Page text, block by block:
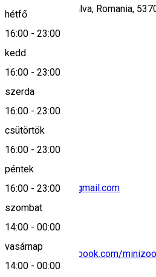
hétfő
16:00 - 23:00
kedd
16:00 - 23:00
szerda
16:00 - 23:00
csütörtök
16:00 - 23:00
péntek
16:00 - 23:00
szombat
14:00 - 00:00
vasárnap
14:00 - 00:00
346.szám, Bankfalva, Romania,
Keresd térképen
kurucz.elvira69@gmail.com
https://www.facebook.com/